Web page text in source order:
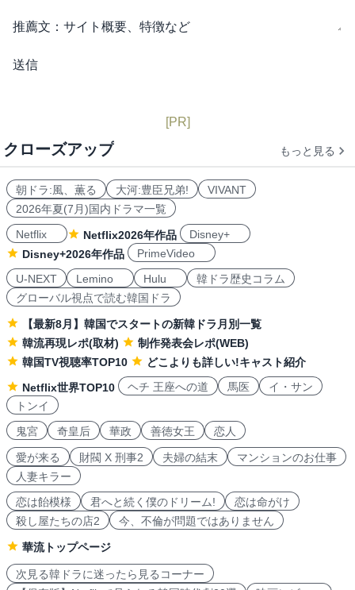
推薦文： サイト概要、特徴など
[PR]
クローズアップ もっと見る
朝ドラ:風、薫る 大河:豊臣兄弟!
VIVANT
2026年夏(7月)国内ドラマ一覧
Netflix
Netflix2026年作品
Disney+
Disney+2026年作品
PrimeVideo
U-NEXT
Lemino Hulu
韓ドラ歴史コラム
グローバル視点で読む韓国ドラ
【最新8月】韓国でスタートの新韓ドラ月別一覧
韓流再現レポ(取材)
制作発表会レポ(WEB)
韓国TV視聴率TOP10
どこよりも詳しい!キャスト紹介
Netflix世界TOP10
ヘチ 王座への道 馬医
イ・サン
トンイ
鬼宮
奇皇后 華政 善徳女王 恋人
愛が来る 財閥 X 刑事2 夫婦の結末
マンションのお仕事
人妻キラー
恋は飴模様
君へと続く僕のドリーム!
恋は命がけ
殺し屋たちの店2
今、不倫が問題ではありません
華流トップページ
次見る韓ドラに迷ったら見るコーナー